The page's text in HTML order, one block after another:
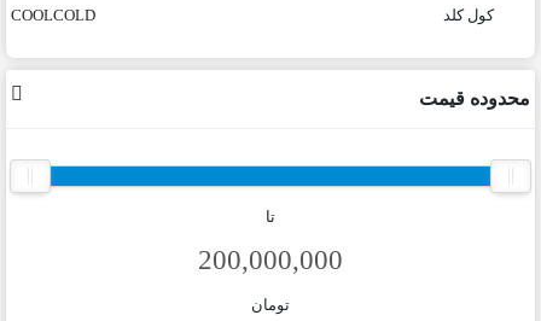
کول کلد
COOLCOLD
محدوده قیمت
تا
تومان